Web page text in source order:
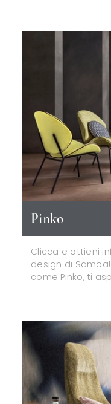
Pinko
Clicca e ottieni
design di
come Pinko, ti